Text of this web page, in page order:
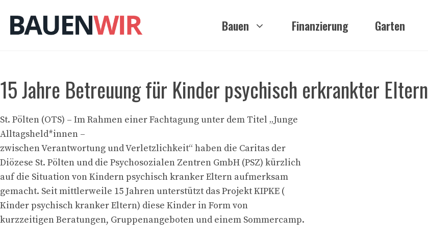
Inhalt
springen
Bauen Finanzierung Garten
15 Jahre Betreuung für Kinder psychisch erkrankter Eltern
St. Pölten (OTS) – Im Rahmen einer Fachtagung unter dem Titel „Junge
Alltagsheld*innen –
zwischen Verantwortung und Verletzlichkeit“ haben die Caritas der
Diözese St. Pölten und die Psychosozialen Zentren GmbH (PSZ) kürzlich
auf die Situation von Kindern psychisch kranker Eltern aufmerksam
gemacht. Seit mittlerweile 15 Jahren unterstützt das Projekt KIPKE (
Kinder psychisch kranker Eltern) diese Kinder in Form von
kurzzeitigen Beratungen, Gruppenangeboten und einem Sommercamp.